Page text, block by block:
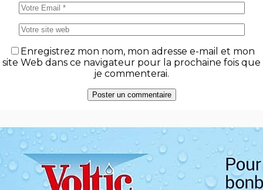
Enregistrez mon nom, mon adresse e-mail et mon
site Web dans ce navigateur pour la prochaine fois que
je commenterai.